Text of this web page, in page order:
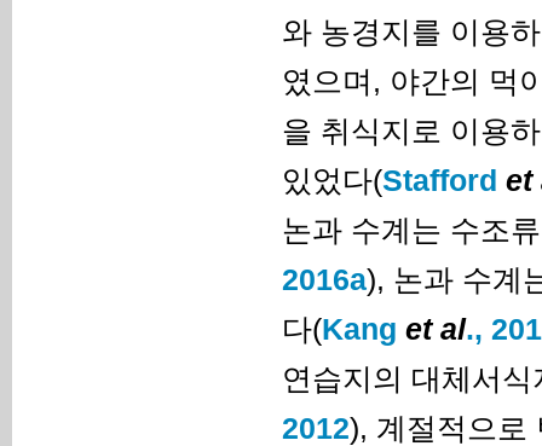
와 농경지를 이용
였으며, 야간의 먹
을 취식지로 이용
있었다(Stafford et
논과 수계는 수조
2016a), 논과 수계
다(Kang et al.,
연습지의 대체서
2012), 계절적으로